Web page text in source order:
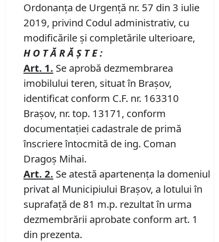
Ordonanța de Urgență nr. 57 din 3 iulie
2019, privind Codul administrativ, cu
modificările și completările ulterioare,
H O T Ă R Ă Ş T E :
Art. 1. Se aprobă dezmembrarea
imobilului teren, situat în Brașov,
identificat conform C.F. nr. 163310
Brașov, nr. top. 13171, conform
documentației cadastrale de primă
înscriere întocmită de ing. Coman
Dragoș Mihai.
Art. 2. Se atestă apartenența la domeniul
privat al Municipiului Brașov, a lotului în
suprafață de 81 m.p. rezultat în urma
dezmembrării aprobate conform art. 1
din prezenta.